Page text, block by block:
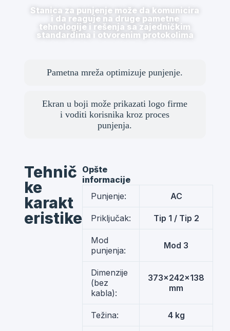
Pametna mreža optimizuje punjenje.
Ekran u boji može prikazati logo firme
i voditi korisnika kroz proces
punjenja.
Stanica za punjenje može da komunicira
i da reaguje na druge pametne
tehnologije i rešenja sa zajedničkim
standardima i otvorenim protokolima
Tehnič
ke
karakt
eristike
Opšte
informacije
Punjenje:
AC
Priključak: Tip 1 / Tip 2
Mod
punjenja:
Mod 3
Dimenzije
(bez
kabla):
373x242x138
mm
Težina: 4 kg